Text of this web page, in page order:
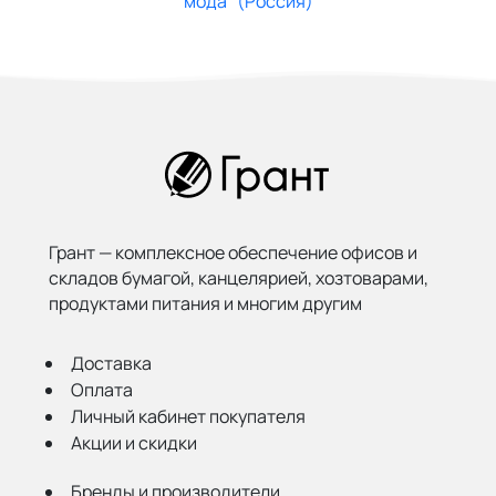
Грант — комплексное обеспечение офисов и
складов бумагой, канцелярией, хозтоварами,
продуктами питания и многим другим
Доставка
Оплата
Личный кабинет покупателя
Акции и скидки